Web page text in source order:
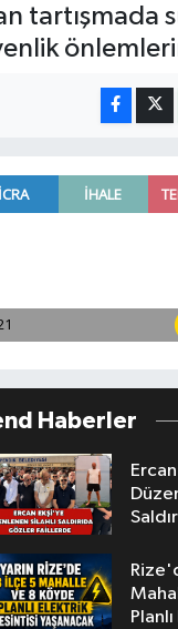
tartışmada
Haberler